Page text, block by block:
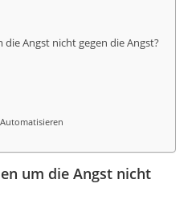
Angst nicht gegen die Angst?
um die Angst nicht